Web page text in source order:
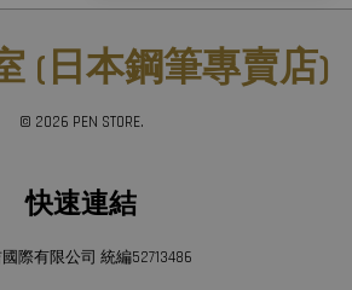
(日本鋼筆專賣店)
© 2026 PEN STORE.
快速連結
際有限公司 統編52713486